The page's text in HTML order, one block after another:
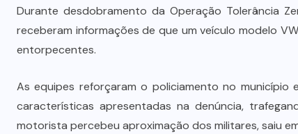
Durante desdobramento da Operação Tolerância
receberam informações de que um veículo modelo
entorpecentes.
As equipes reforçaram o policiamento no município
características apresentadas na denúncia,
motorista percebeu aproximação dos militares, saiu